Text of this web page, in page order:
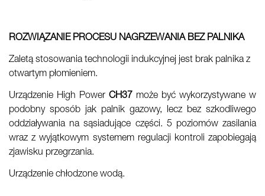
ROZWIĄZANIE PROCESU NAGRZEWANIA BEZ PALNIKA
Zaletą stosowania technologii indukcyjnej jest brak palnika z
otwartym płomieniem.
Urządzenie High Power CH37 może być wykorzystywane w
podobny sposób jak palnik gazowy, lecz bez szkodliwego
oddziaływania na sąsiadujące części. 5 poziomów zasilania
wraz z wyjątkowym systemem regulacji kontroli zapobiegają
zjawisku przegrzania.
Urządzenie chłodzone wodą.